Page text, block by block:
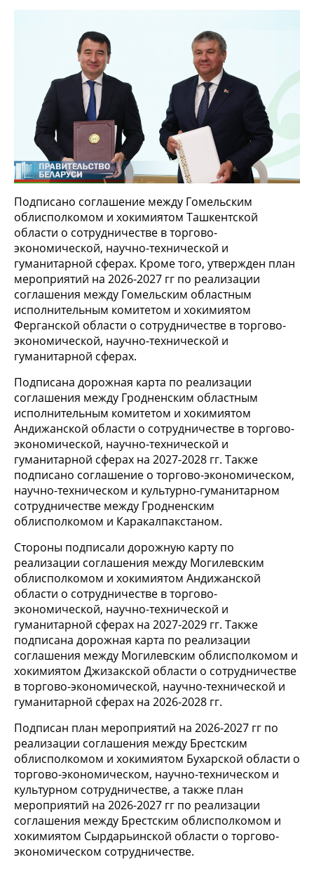
Подписано соглашение между Гомельским
облисполкомом и хокимиятом Ташкентской
области о сотрудничестве в торгово-
экономической, научно-технической и
гуманитарной сферах. Кроме того, утвержден план
мероприятий на 2026-2027 гг по реализации
соглашения между Гомельским областным
исполнительным комитетом и хокимиятом
Ферганской области о сотрудничестве в торгово-
экономической, научно-технической и
гуманитарной сферах.
Подписана дорожная карта по реализации
соглашения между Гродненским областным
исполнительным комитетом и хокимиятом
Андижанской области о сотрудничестве в торгово-
экономической, научно-технической и
гуманитарной сферах на 2027-2028 гг. Также
подписано соглашение о торгово-экономическом,
научно-техническом и культурно-гуманитарном
сотрудничестве между Гродненским
облисполкомом и Каракалпакстаном.
Стороны подписали дорожную карту по
реализации соглашения между Могилевским
облисполкомом и хокимиятом Андижанской
области о сотрудничестве в торгово-
экономической, научно-технической и
гуманитарной сферах на 2027-2029 гг. Также
подписана дорожная карта по реализации
соглашения между Могилевским облисполкомом и
хокимиятом Джизакской области о сотрудничестве
в торгово-экономической, научно-технической и
гуманитарной сферах на 2026-2028 гг.
Подписан план мероприятий на 2026-2027 гг по
реализации соглашения между Брестским
облисполкомом и хокимиятом Бухарской области о
торгово-экономическом, научно-техническом и
культурном сотрудничестве, а также план
мероприятий на 2026-2027 гг по реализации
соглашения между Брестским облисполкомом и
хокимиятом Сырдарьинской области о торгово-
экономическом сотрудничестве.